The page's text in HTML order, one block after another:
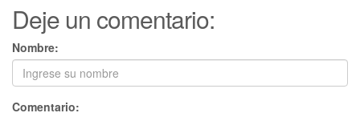
Deje un comentario:
Nombre:
Comentario: